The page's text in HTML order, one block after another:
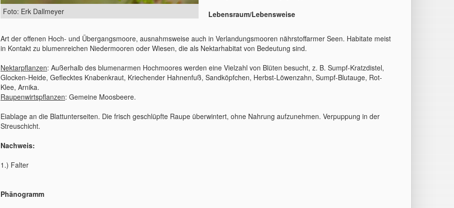
Foto: Erk Dallmeyer
Lebensraum/Lebensweise
Art der offenen Hoch- und Übergangsmoore, ausnahmsweise auch in Verlandungsmooren nährstoffarmer Seen. Habitate meist
in Kontakt zu blumenreichen Niedermooren oder Wiesen, die als Nektarhabitat von Bedeutung sind.
Nektarpflanzen: Außerhalb des blumenarmen Hochmoores werden eine Vielzahl von Blüten besucht, z. B. Sumpf-Kratzdistel,
Glocken-Heide, Geflecktes Knabenkraut, Kriechender Hahnenfuß, Sandköpfchen, Herbst-Löwenzahn, Sumpf-Blutauge, Rot-
Klee, Arnika.
Raupenwirtspflanzen: Gemeine Moosbeere.
Eiablage an die Blattunterseiten. Die frisch geschlüpfte Raupe überwintert, ohne Nahrung aufzunehmen. Verpuppung in der
Streuschicht.
Nachweis:
1.) Falter
Phänogramm